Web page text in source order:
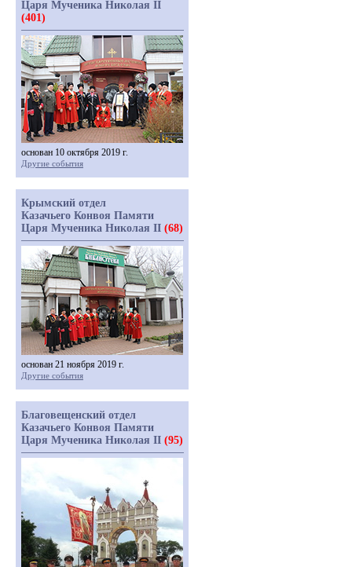
Царя Мученика Николая II
(401)
основан 10 октября 2019 г.
Другие события
Крымский отдел
Казачьего Конвоя Памяти
Царя Мученика Николая II (68)
основан 21 ноября 2019 г.
Другие события
Благовещенский отдел
Казачьего Конвоя Памяти
Царя Мученика Николая II (95)